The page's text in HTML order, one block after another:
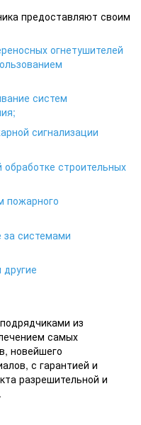
предоставляют своим
огнетушителей
систем
;
сигнализации
строительных
пожарного
за системами
из
самых
новейшего
с гарантией и
разрешительной и